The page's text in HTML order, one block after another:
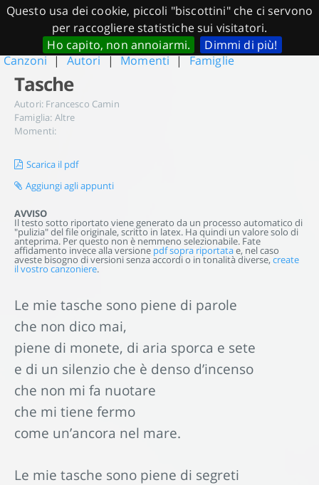
Questo usa dei cookie, piccoli "biscottini" che ci servono
per raccogliere statistiche sui visitatori.
Ho capito, non annoiarmi.
Dimmi di più!
Canzoni | Autori | Momenti | Famiglie
Tasche
Autori: Francesco Camin
Famiglia: Altre
Momenti:
Scarica il pdf
Aggiungi agli appunti
AVVISO
Il testo sotto riportato viene generato da un processo automatico di
"pulizia" del file originale, scritto in latex. Ha quindi un valore solo di
anteprima. Per questo non è nemmeno selezionabile. Fate
affidamento invece alla versione pdf sopra riportatae, nel caso
aveste bisogno di versioni senza accordi o in tonalità diverse, create
il vostro canzoniere.
Le mie tasche sono piene di parole
che non dico mai,
piene di monete, di aria sporca e sete
e di un silenzio che è denso d’incenso
che non mi fa nuotare
che mi tiene fermo
come un’ancora nel mare.
Le mie tasche sono piene di segreti